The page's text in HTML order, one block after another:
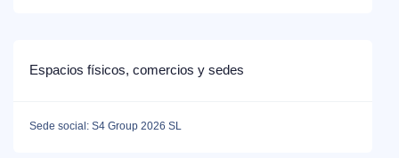
Espacios físicos, comercios y sedes
Sede social: S4 Group 2026 SL